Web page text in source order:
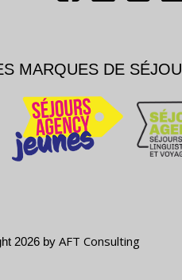
MARQUES DE
2026 by AFT Consulting